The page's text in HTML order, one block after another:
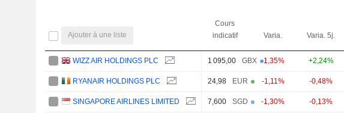
Ajouter à une liste
Cours
indicatif
Varia. Varia. 5j.
WIZZ AIR HOLDINGS PLC 1 095,00 GBX -1,35% +2,24%
RYANAIR HOLDINGS PLC 24,98 EUR -1,11% -0,48%
SINGAPORE AIRLINES LIMITED 7,600 SGD -1,30% -0,13%